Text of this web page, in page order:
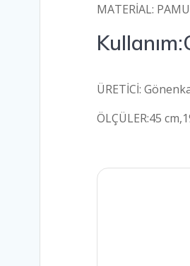
MATERİAL:
ÜRETİCİ:
ÖLÇÜLER:45